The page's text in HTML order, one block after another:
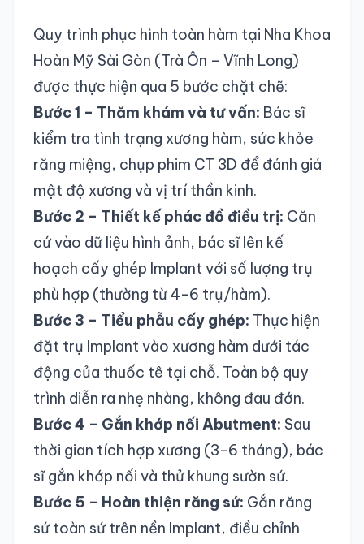
Quy trình phục hình toàn hàm tại Nha Khoa
Hoàn Mỹ Sài Gòn (Trà Ôn – Vĩnh Long)
được thực hiện qua 5 bước chặt chẽ:
Bước 1 – Thăm khám và tư vấn: Bác sĩ
kiểm tra tình trạng xương hàm, sức khỏe
răng miệng, chụp phim CT 3D để đánh giá
mật độ xương và vị trí thần kinh.
Bước 2 – Thiết kế phác đồ điều trị: Căn
cứ vào dữ liệu hình ảnh, bác sĩ lên kế
hoạch cấy ghép Implant với số lượng trụ
phù hợp (thường từ 4-6 trụ/hàm).
Bước 3 – Tiểu phẫu cấy ghép: Thực hiện
đặt trụ Implant vào xương hàm dưới tác
động của thuốc tê tại chỗ. Toàn bộ quy
trình diễn ra nhẹ nhàng, không đau đớn.
Bước 4 – Gắn khớp nối Abutment: Sau
thời gian tích hợp xương (3-6 tháng), bác
sĩ gắn khớp nối và thử khung sườn sứ.
Bước 5 – Hoàn thiện răng sứ: Gắn răng
sứ toàn sứ trên nền Implant, điều chỉnh